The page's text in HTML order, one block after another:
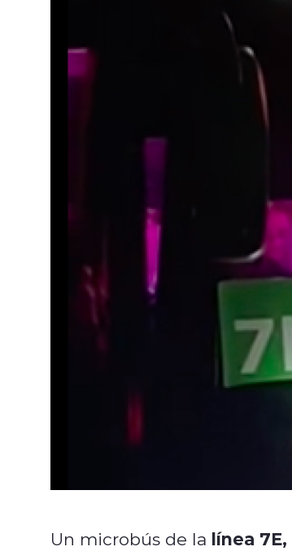
Un microbús de la línea 7E,